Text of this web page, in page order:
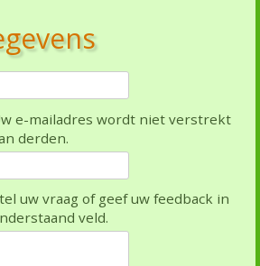
e-mailadres wordt niet verstrekt
derden.
uw vraag of geef uw feedback in
veld.